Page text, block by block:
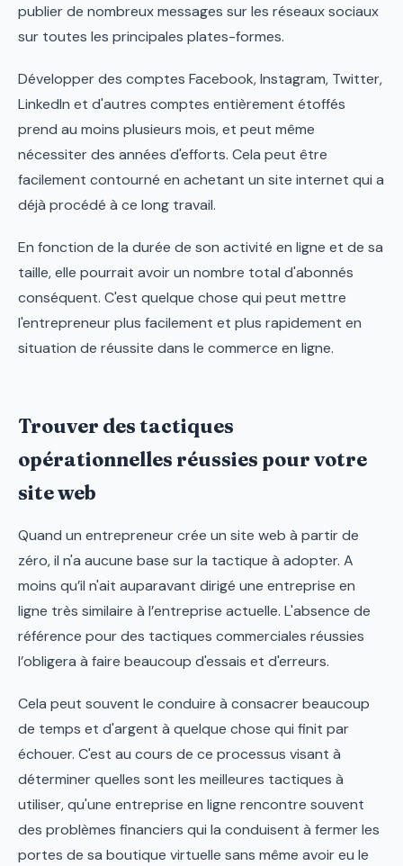
publier de nombreux messages sur les réseaux sociaux
sur toutes les principales plates-formes.
Développer des comptes Facebook, Instagram, Twitter,
LinkedIn et d'autres comptes entièrement étoffés
prend au moins plusieurs mois, et peut même
nécessiter des années d'efforts. Cela peut être
facilement contourné en achetant un site internet qui a
déjà procédé à ce long travail.
En fonction de la durée de son activité en ligne et de sa
taille, elle pourrait avoir un nombre total d'abonnés
conséquent. C'est quelque chose qui peut mettre
l'entrepreneur plus facilement et plus rapidement en
situation de réussite dans le commerce en ligne.
Trouver des tactiques
opérationnelles réussies pour votre
site web
Quand un entrepreneur crée un site web à partir de
zéro, il n'a aucune base sur la tactique à adopter. A
moins qu’il n'ait auparavant dirigé une entreprise en
ligne très similaire à l’entreprise actuelle. L'absence de
référence pour des tactiques commerciales réussies
l’obligera à faire beaucoup d'essais et d'erreurs.
Cela peut souvent le conduire à consacrer beaucoup
de temps et d'argent à quelque chose qui finit par
échouer. C'est au cours de ce processus visant à
déterminer quelles sont les meilleures tactiques à
utiliser, qu'une entreprise en ligne rencontre souvent
des problèmes financiers qui la conduisent à fermer les
portes de sa boutique virtuelle sans même avoir eu le